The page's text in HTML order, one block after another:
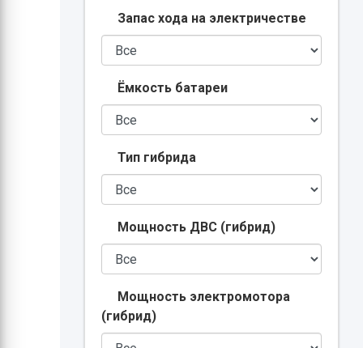
Запас хода на электричестве
Ёмкость батареи
Тип гибрида
Мощность ДВС (гибрид)
Мощность электромотора
(гибрид)